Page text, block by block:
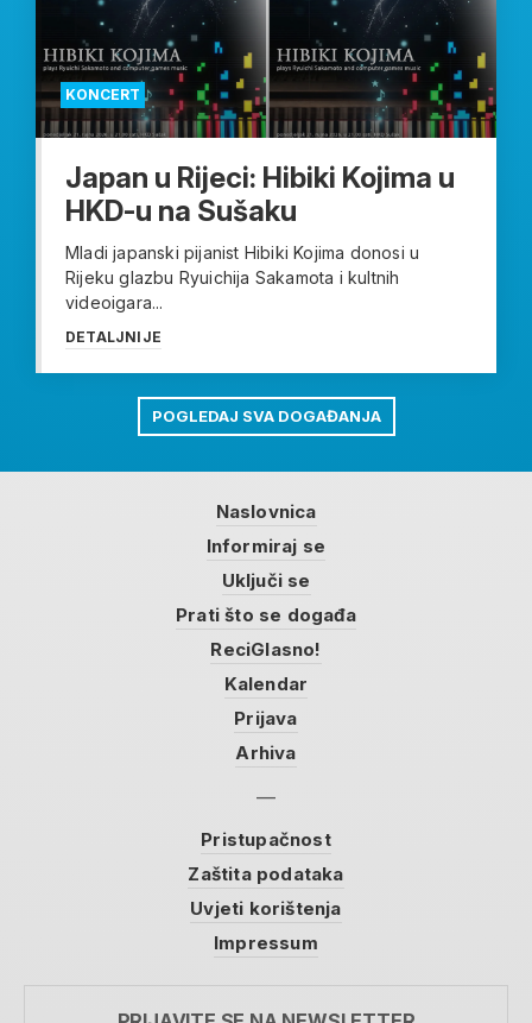
KONCERT
Japan u Rijeci: Hibiki Kojima u
HKD-u na Sušaku
Mladi japanski pijanist Hibiki Kojima donosi u
Rijeku glazbu Ryuichija Sakamota i kultnih
videoigara...
DETALJNIJE
POGLEDAJ SVA DOGAĐANJA
Naslovnica
Informiraj se
Uključi se
Prati što se događa
ReciGlasno!
Kalendar
Prijava
Arhiva
Pristupačnost
Zaštita podataka
Uvjeti korištenja
Impressum